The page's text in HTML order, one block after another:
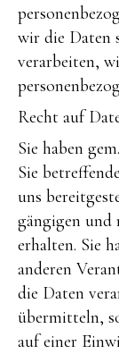
wir die Daten
verarbeiten,
Recht auf
Sie haben
Sie
uns
gängigen und
erhalten. Sie
anderen
die Daten
übermitteln,
auf einer